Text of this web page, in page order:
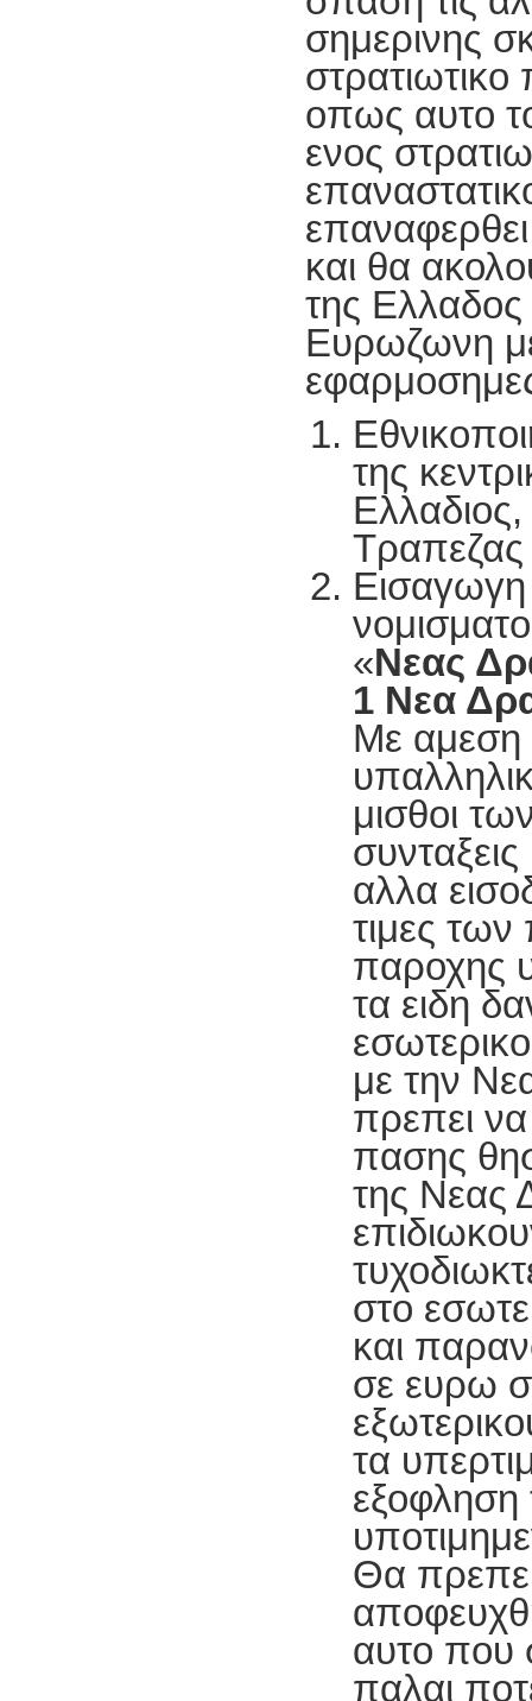
σημερινης
οπως αυτο
ενος
και θα
της
Ευρωζωνη
της
Εισαγωγη
«Νεας
1 Νεα
Με αμεση
μισθοι
αλλα
τιμες των
παροχης
τα ειδη
με την
πρεπει
πασης
της
στο
και
σε ευρω
τα
Θα
αυτο που
παλαι